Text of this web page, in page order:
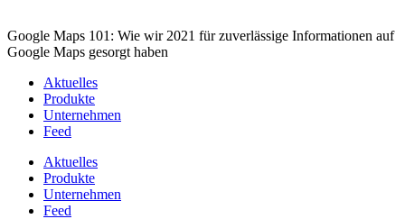
Google Maps 101: Wie wir 2021 für zuverlässige Informationen auf
Google Maps gesorgt haben
Aktuelles
Produkte
Unternehmen
Feed
Aktuelles
Produkte
Unternehmen
Feed